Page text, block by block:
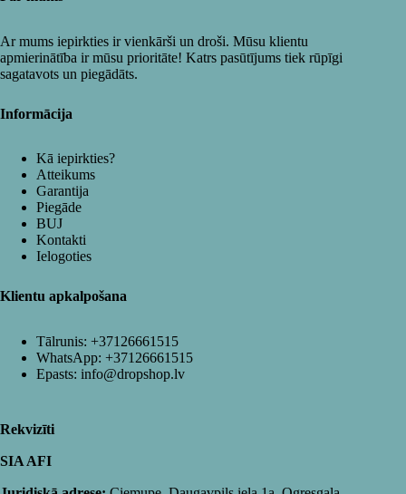
Ar mums iepirkties ir vienkārši un droši. Mūsu klientu
apmierinātība ir mūsu prioritāte! Katrs pasūtījums tiek rūpīgi
sagatavots un piegādāts.
Informācija
Kā iepirkties?
Atteikums
Garantija
Piegāde
BUJ
Kontakti
Ielogoties
Klientu apkalpošana
Tālrunis: +37126661515
WhatsApp: +37126661515
Epasts: info@dropshop.lv
Rekvizīti
SIA AFI